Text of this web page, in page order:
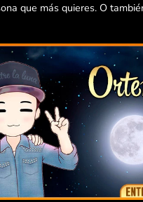
que más quieres. O